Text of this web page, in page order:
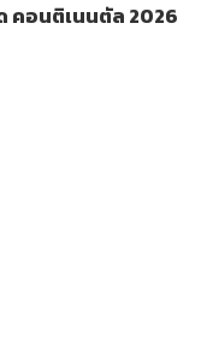
คอนติเนนตัล 2026